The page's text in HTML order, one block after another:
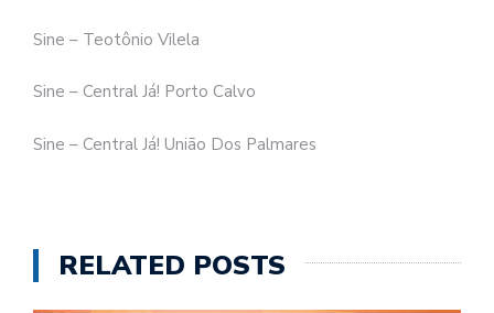
Sine – Teotônio Vilela
Sine – Central Já! Porto Calvo
Sine – Central Já! União Dos Palmares
RELATED POSTS